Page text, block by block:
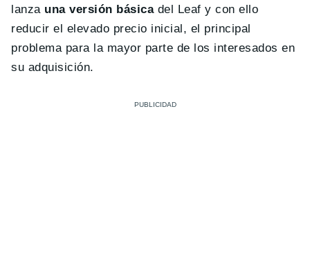
lanza una versión básica del Leaf y con ello
reducir el elevado precio inicial, el principal
problema para la mayor parte de los interesados en
su adquisición.